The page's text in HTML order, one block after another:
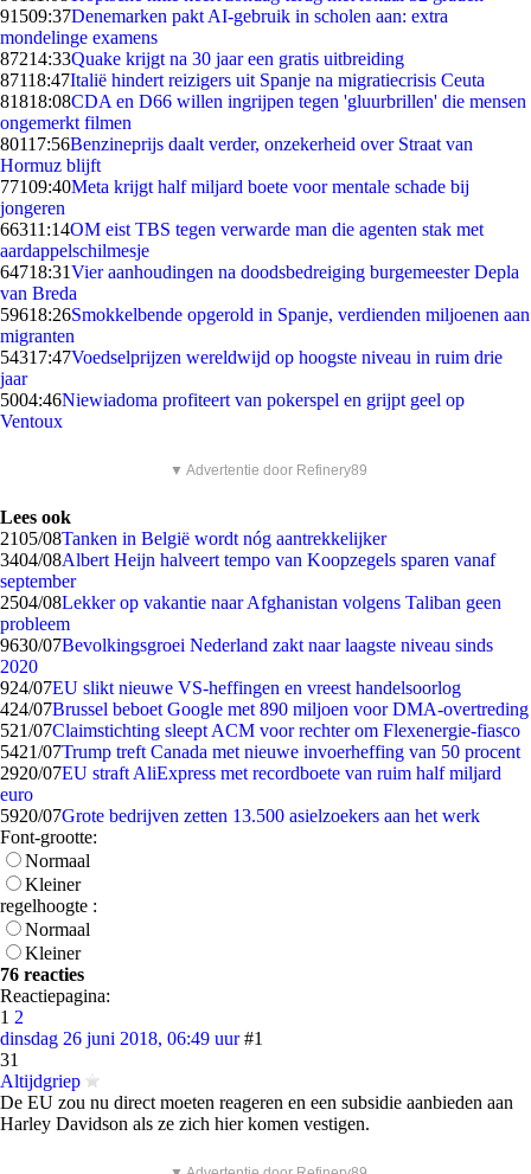
91509:37Denemarken pakt AI-gebruik in scholen aan: extra
mondelinge examens
87214:33Quake krijgt na 30 jaar een gratis uitbreiding
87118:47Italië hindert reizigers uit Spanje na migratiecrisis Ceuta
81818:08CDA en D66 willen ingrijpen tegen 'gluurbrillen' die mensen
ongemerkt filmen
80117:56Benzineprijs daalt verder, onzekerheid over Straat van
Hormuz blijft
77109:40Meta krijgt half miljard boete voor mentale schade bij
jongeren
66311:14OM eist TBS tegen verwarde man die agenten stak met
aardappelschilmesje
64718:31Vier aanhoudingen na doodsbedreiging burgemeester Depla
van Breda
59618:26Smokkelbende opgerold in Spanje, verdienden miljoenen aan
migranten
54317:47Voedselprijzen wereldwijd op hoogste niveau in ruim drie
jaar
5004:46Niewiadoma profiteert van pokerspel en grijpt geel op
Ventoux
▼ Advertentie door Refinery89
Lees ook
2105/08Tanken in België wordt nóg aantrekkelijker
3404/08Albert Heijn halveert tempo van Koopzegels sparen vanaf
september
2504/08Lekker op vakantie naar Afghanistan volgens Taliban geen
probleem
9630/07Bevolkingsgroei Nederland zakt naar laagste niveau sinds
2020
924/07EU slikt nieuwe VS-heffingen en vreest handelsoorlog
424/07Brussel beboet Google met 890 miljoen voor DMA-overtreding
521/07Claimstichting sleept ACM voor rechter om Flexenergie-fiasco
5421/07Trump treft Canada met nieuwe invoerheffing van 50 procent
2920/07EU straft AliExpress met recordboete van ruim half miljard
euro
5920/07Grote bedrijven zetten 13.500 asielzoekers aan het werk
Font-grootte:
Normaal
Kleiner
regelhoogte :
Normaal
Kleiner
76 reacties
Reactiepagina:
1 2
dinsdag 26 juni 2018, 06:49 uur #1
31
Altijdgriep
De EU zou nu direct moeten reageren en een subsidie aanbieden aan
Harley Davidson als ze zich hier komen vestigen.